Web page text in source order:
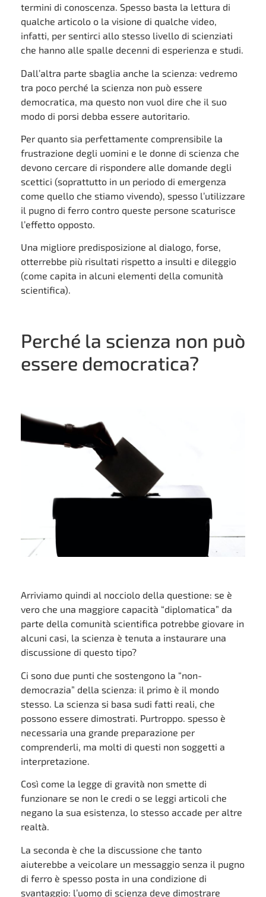
termini di conoscenza. Spesso basta la lettura di
qualche articolo o la visione di qualche video,
infatti, per sentirci allo stesso livello di scienziati
che hanno alle spalle decenni di esperienza e studi.
Dall’altra parte sbaglia anche la scienza: vedremo
tra poco perché la scienza non può essere
democratica, ma questo non vuol dire che il suo
modo di porsi debba essere autoritario.
Per quanto sia perfettamente comprensibile la
frustrazione degli uomini e le donne di scienza che
devono cercare di rispondere alle domande degli
scettici (soprattutto in un periodo di emergenza
come quello che stiamo vivendo), spesso l’utilizzare
il pugno di ferro contro queste persone scaturisce
l’effetto opposto.
Una migliore predisposizione al dialogo, forse,
otterrebbe più risultati rispetto a insulti e dileggio
(come capita in alcuni elementi della comunità
scientifica).
Perché la scienza non può
essere democratica?
Arriviamo quindi al nocciolo della questione: se è
vero che una maggiore capacità “diplomatica” da
parte della comunità scientifica potrebbe giovare in
alcuni casi, la scienza è tenuta a instaurare una
discussione di questo tipo?
Ci sono due punti che sostengono la “non-
democrazia” della scienza: il primo è il mondo
stesso. La scienza si basa sudi fatti reali, che
possono essere dimostrati. Purtroppo. spesso è
necessaria una grande preparazione per
comprenderli, ma molti di questi non soggetti a
interpretazione.
Così come la legge di gravità non smette di
funzionare se non le credi o se leggi articoli che
negano la sua esistenza, lo stesso accade per altre
realtà.
La seconda è che la discussione che tanto
aiuterebbe a veicolare un messaggio senza il pugno
di ferro è spesso posta in una condizione di
svantaggio: l’uomo di scienza deve dimostrare